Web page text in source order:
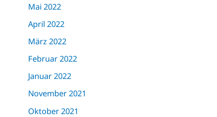
Mai 2022
April 2022
März 2022
Februar 2022
Januar 2022
November 2021
Oktober 2021